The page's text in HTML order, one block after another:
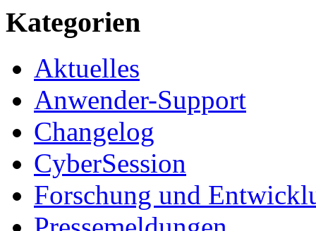
Kategorien
Aktuelles
Anwender-Support
Changelog
CyberSession
Forschung und